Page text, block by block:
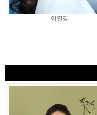
이연경